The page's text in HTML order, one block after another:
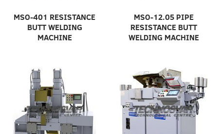
MSO-401 RESISTANCE
BUTT WELDING
MACHINE
MSO-12.05 PIPE
RESISTANCE BUTT
WELDING MACHINE